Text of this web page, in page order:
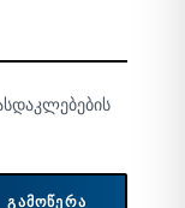
ᲒᲐᲛᲝᲬᲔᲠᲐ